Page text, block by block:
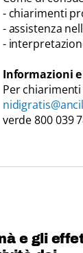
- chiarimenti
- assistenza
-
Informazioni
Per
verde 800 039
e gli